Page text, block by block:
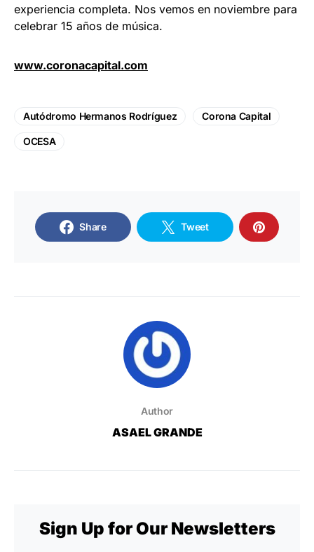
experiencia completa. Nos vemos en noviembre para
celebrar 15 años de música.
www.coronacapital.com
Autódromo Hermanos Rodríguez Corona Capital
OCESA
Share Tweet
Author
ASAEL GRANDE
Sign Up for Our Newsletters